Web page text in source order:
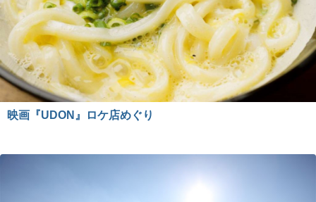
映画『UDON』ロケ店めぐり